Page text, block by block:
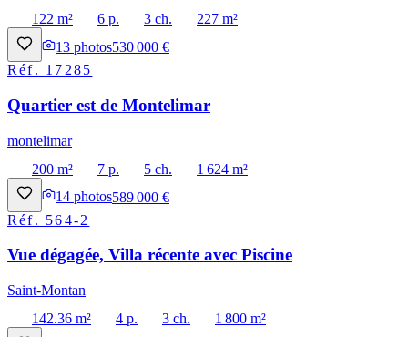
122 m²
6 p. 3 ch.
227 m²
13 photos530 000 €
Réf. 17285
Quartier est de Montelimar
montelimar
200 m²
7 p. 5 ch.
1 624 m²
14 photos589 000 €
Réf. 564-2
Vue dégagée, Villa récente avec Piscine
Saint-Montan
142.36 m²
4 p. 3 ch.
1 800 m²